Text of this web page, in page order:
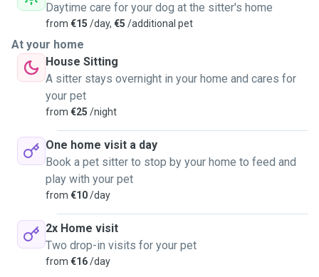
Daytime care for your dog at the sitter's home
from €15 /day, €5 /additional pet
At your home
House Sitting
A sitter stays overnight in your home and cares for
your pet
from €25 /night
One home visit a day
Book a pet sitter to stop by your home to feed and
play with your pet
from €10/day
2x Home visit
Two drop-in visits for your pet
from €16/day